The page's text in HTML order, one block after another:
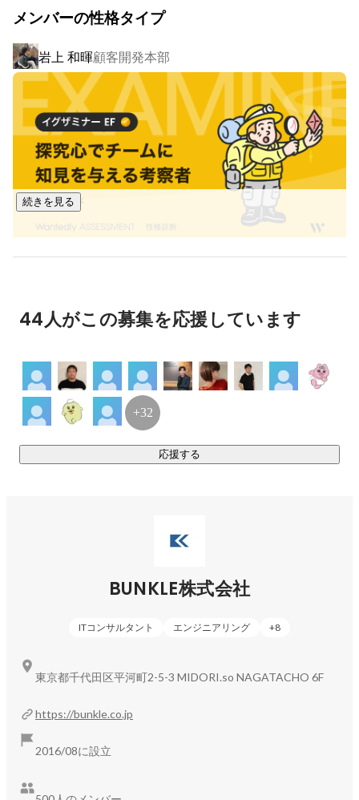
CEソリューション事業：オフィス設立支援／空間デザイン
スポーツマネジメント事業：スポーツ施設運営／スクール事
業
ショップコンサルティング事業：店舗運営支援・売上最大化
サポート
新規プロダクト事業：次世代サービス・プロダクトの創出
設立以来、連続で増収増益を達成。
現在は「テクニカルスキル × ヒューマンスキル」を掛け合わ
せた教育体制を刷新し、
次世代のメガベンチャーを創るフェーズへ。
メンバーの性格タイプ
岩上 和暉顧客開発本部
続きを見る
44人がこの募集を応援しています
応援する
+32
BUNKLE株式会社
ITコンサルタント エンジニアリング +8
https://bunkle.co.jp
2016/08に設立
東京都千代田区平河町2-5-3 MIDORI.so NAGATACHO 6F